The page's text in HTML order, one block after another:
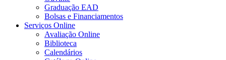
Graduação EAD
Bolsas e Financiamentos
Serviços Online
Avaliação Online
Biblioteca
Calendários